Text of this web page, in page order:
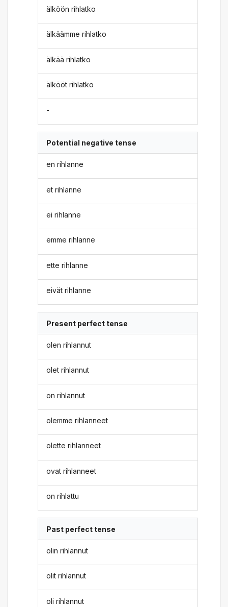
älköön rihlatko
älkäämme rihlatko
älkää rihlatko
älkööt rihlatko
-
Potential negative tense
en rihlanne
et rihlanne
ei rihlanne
emme rihlanne
ette rihlanne
eivät rihlanne
Present perfect tense
olen rihlannut
olet rihlannut
on rihlannut
olemme rihlanneet
olette rihlanneet
ovat rihlanneet
on rihlattu
Past perfect tense
olin rihlannut
olit rihlannut
oli rihlannut